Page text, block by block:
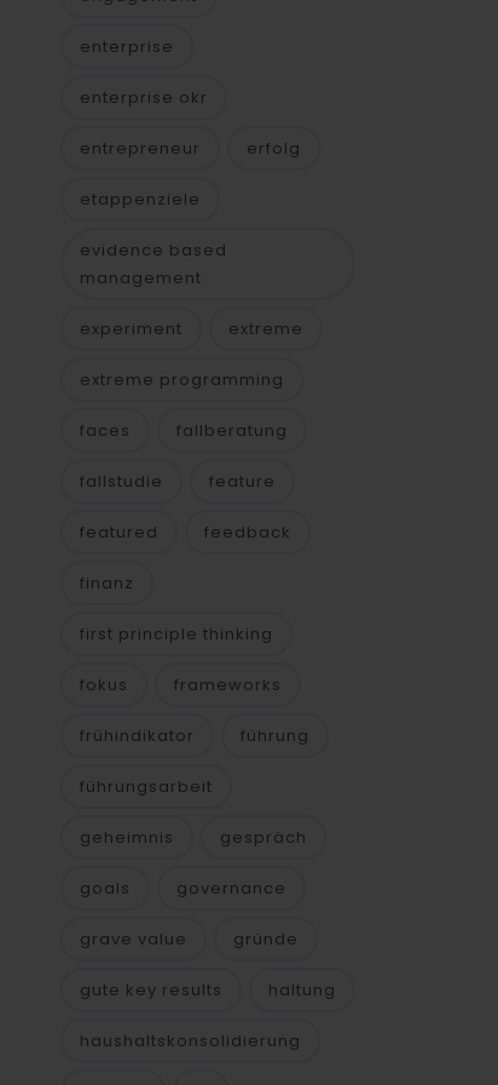
enterprise
enterprise okr
entrepreneur erfolg
etappenziele
evidence based
management
experiment extreme
extreme programming
faces fallberatung
fallstudie feature
featured feedback
finanz
first principle thinking
fokus frameworks
frühindikator führung
führungsarbeit
geheimnis gespräch
goals governance
grave value gründe
gute key results haltung
haushaltskonsolidierung